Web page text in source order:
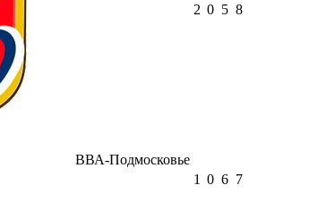
ВВА-Подмосковье
2 0 5 8
1 0 6 7